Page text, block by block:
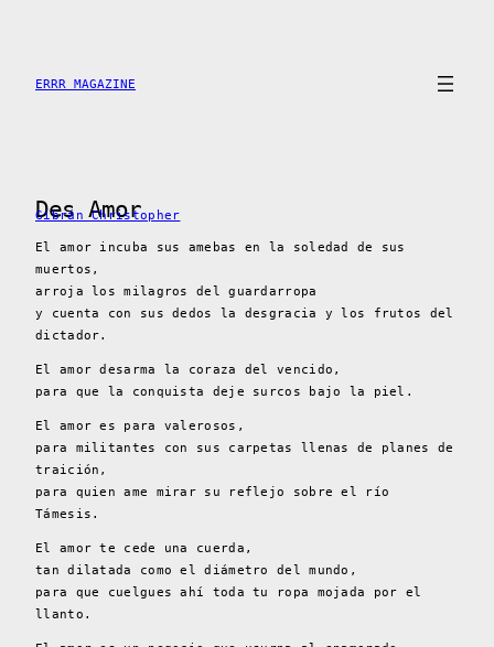
contenido
ERRR MAGAZINE
Des Amor
Gibrán Christopher
El amor incuba sus amebas en la soledad de sus
muertos,
arroja los milagros del guardarropa
y cuenta con sus dedos la desgracia y los frutos del
dictador.
El amor desarma la coraza del vencido,
para que la conquista deje surcos bajo la piel.
El amor es para valerosos,
para militantes con sus carpetas llenas de planes de
traición,
para quien ame mirar su reflejo sobre el río
Támesis.
El amor te cede una cuerda,
tan dilatada como el diámetro del mundo,
para que cuelgues ahí toda tu ropa mojada por el
llanto.